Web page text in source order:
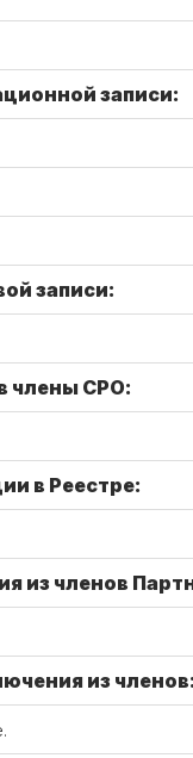
записи:
записи:
члены СРО:
в Реестре:
из членов
из членов: